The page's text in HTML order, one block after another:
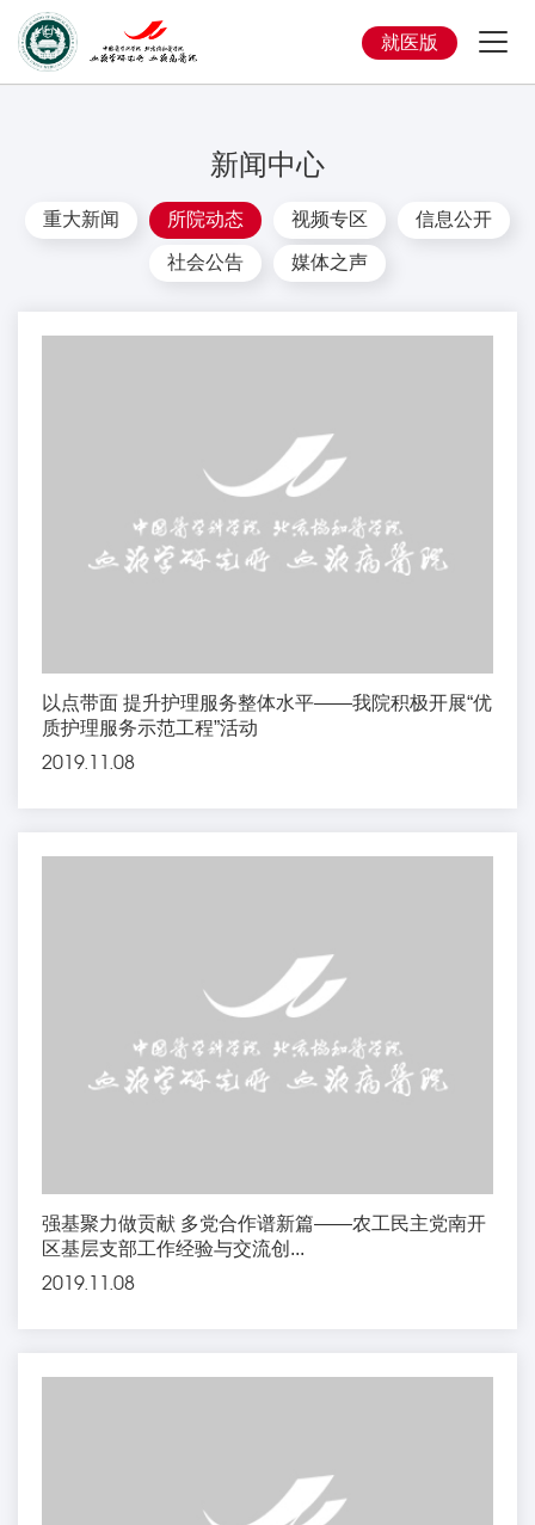
就医版
新闻中心
重大新闻 所院动态 视频专区 信息公开
社会公告 媒体之声
以点带面 提升护理服务整体水平——我院积极开展“优
质护理服务示范工程”活动
2019.11.08
强基聚力做贡献 多党合作谱新篇——农工民主党南开
区基层支部工作经验与交流创...
2019.11.08